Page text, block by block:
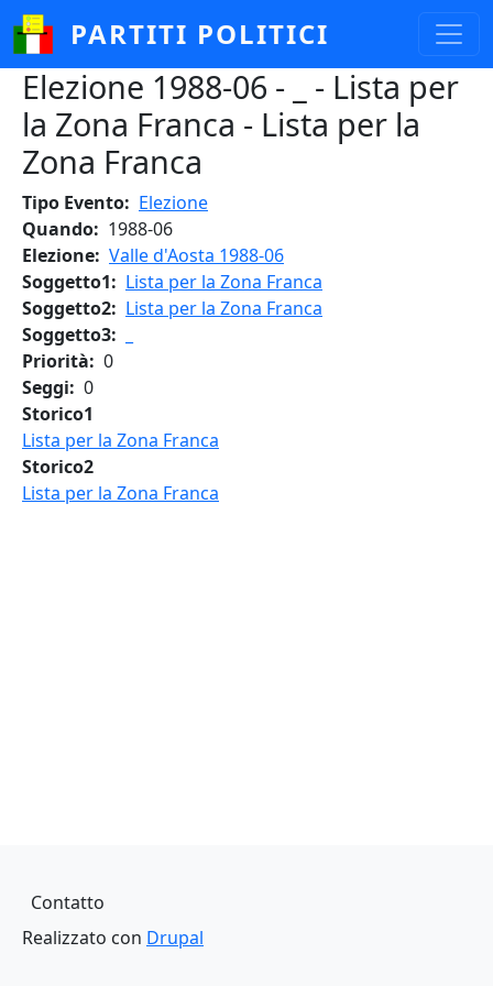
Salta al contenuto principale
PARTITI POLITICI
Elezione 1988-06 - _ - Lista per
la Zona Franca - Lista per la
Zona Franca
Tipo Evento
Elezione
Quando
1988-06
Elezione Valle d'Aosta 1988-06
Soggetto1
Lista per la Zona Franca
Soggetto2
Lista per la Zona Franca
Soggetto3
Priorità
0
Seggi
0
Storico1
Lista per la Zona Franca
Storico2
Lista per la Zona Franca
Piè di pagina
Contatto
Realizzato con Drupal